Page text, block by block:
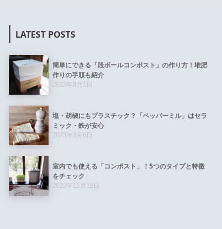
LATEST POSTS
簡単にできる「段ボールコンポスト」の作り方！堆肥
作りの手順も紹介
2023年8月1日
塩・胡椒にもプラスチック？「ペッパーミル」はセラ
ミック・鉄が安心
2023年3月6日
室内でも使える「コンポスト」！5つのタイプと特徴
をチェック
2022年12月19日